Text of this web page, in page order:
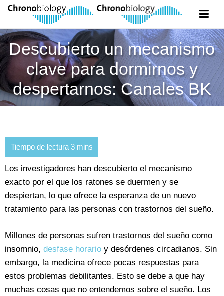
Descubierto un mecanismo
clave para dormirnos y
despertarnos: Canales BK
Los investigadores han descubierto el mecanismo
exacto por el que los ratones se duermen y se
despiertan, lo que ofrece la esperanza de un nuevo
tratamiento para las personas con trastornos del sueño.
Millones de personas sufren trastornos del sueño como
insomnio, desfase horario y desórdenes circadianos. Sin
embargo, la medicina ofrece pocas respuestas para
estos problemas debilitantes. Esto se debe a que hay
muchas cosas que no entendemos sobre el sueño. Los